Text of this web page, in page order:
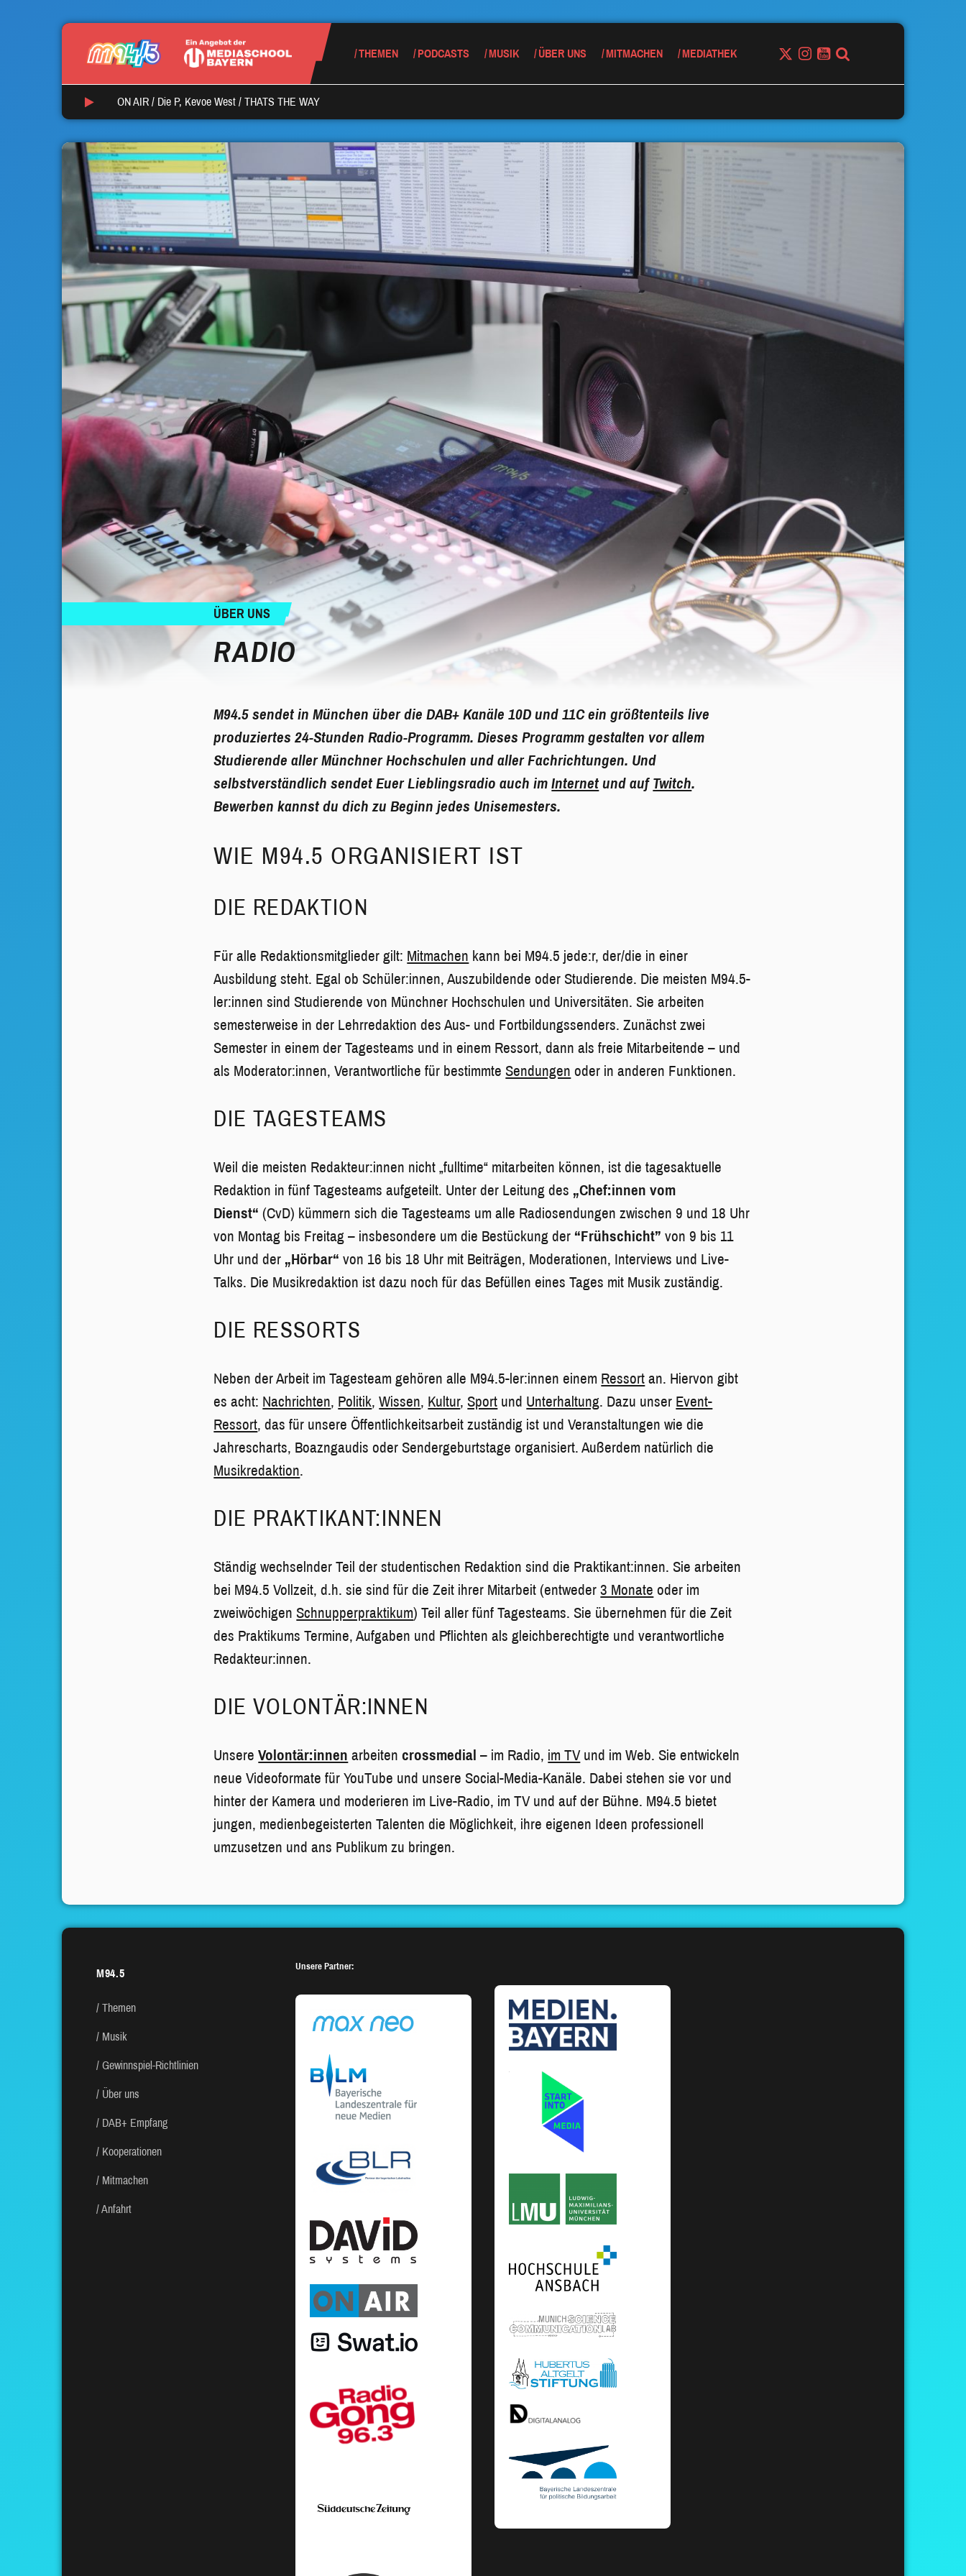
THEMEN PODCASTS MUSIK ÜBER UNS MITMACHEN MEDIATHEK
ON AIR / Die P, Kevoe West / THATS THE WAY
ÜBER UNS
RADIO
M94.5 sendet in München über die DAB+ Kanäle 10D und 11C ein größtenteils live
produziertes 24-Stunden Radio-Programm. Dieses Programm gestalten vor allem
Studierende aller Münchner Hochschulen und aller Fachrichtungen. Und
selbstverständlich sendet Euer Lieblingsradio auch imInternetund auf Twitch.
Bewerben kannst du dich zu Beginn jedes Unisemesters.
WIE M94.5 ORGANISIERT IST
DIE REDAKTION
Für alle Redaktionsmitglieder gilt: Mitmachen kann bei M94.5 jede:r, der/die in einer
Ausbildung steht. Egal ob Schüler:innen, Auszubildende oder Studierende. Die meisten M94.5-
ler:innen sind Studierende von Münchner Hochschulen und Universitäten. Sie arbeiten
semesterweise in der Lehrredaktion des Aus- und Fortbildungssenders. Zunächst zwei
Semester in einem der Tagesteams und in einem Ressort, dann als freie Mitarbeitende – und
als Moderator:innen, Verantwortliche für bestimmte Sendungen oder in anderen Funktionen.
DIE TAGESTEAMS
Weil die meisten Redakteur:innen nicht „fulltime“ mitarbeiten können, ist die tagesaktuelle
Redaktion in fünf Tagesteams aufgeteilt. Unter der Leitung des „Chef:innen vom
Dienst“ (CvD) kümmern sich die Tagesteams um alle Radiosendungen zwischen 9 und 18 Uhr
von Montag bis Freitag – insbesondere um die Bestückung der “Frühschicht”von 9 bis 11
Uhr und der „Hörbar“ von 16 bis 18 Uhr mit Beiträgen, Moderationen, Interviews und Live-
Talks. Die Musikredaktion ist dazu noch für das Befüllen eines Tages mit Musik zuständig.
DIE RESSORTS
Neben der Arbeit im Tagesteam gehören alle M94.5-ler:innen einem Ressort an. Hiervon gibt
es acht: Nachrichten, Politik,Wissen, Kultur, Sport und Unterhaltung. Dazu unser Event-
Ressort, das für unsere Öffentlichkeitsarbeit zuständig ist und Veranstaltungen wie die
Jahrescharts, Boazngaudis oder Sendergeburtstage organisiert. Außerdem natürlich die
Musikredaktion.
DIE PRAKTIKANT:INNEN
Ständig wechselnder Teil der studentischen Redaktion sind die Praktikant:innen. Sie arbeiten
bei M94.5 Vollzeit, d.h. sie sind für die Zeit ihrer Mitarbeit (entweder3 Monate oder im
zweiwöchigen Schnupperpraktikum) Teil aller fünf Tagesteams. Sie übernehmen für die Zeit
des Praktikums Termine, Aufgaben und Pflichten als gleichberechtigte und verantwortliche
Redakteur:innen.
DIE VOLONTÄR:INNEN
Unsere Volontär:innen arbeitencrossmedial – im Radio, im TVund im Web. Sie entwickeln
neue Videoformate für YouTube und unsere Social-Media-Kanäle. Dabei stehen sie vor und
hinter der Kamera und moderieren im Live-Radio, im TV und auf der Bühne. M94.5 bietet
jungen, medienbegeisterten Talenten die Möglichkeit, ihre eigenen Ideen professionell
umzusetzen und ans Publikum zu bringen.
M94.5
Themen
Musik
Gewinnspiel-Richtlinien
Über uns
DAB+ Empfang
Kooperationen
Mitmachen
Anfahrt
Unsere Partner: